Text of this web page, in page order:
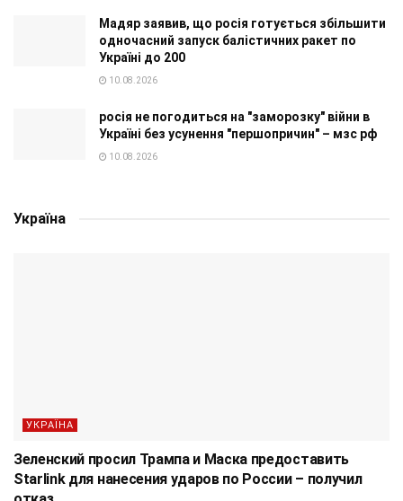
Мадяр заявив, що росія готується збільшити
одночасний запуск балістичних ракет по
Україні до 200
10.08.2026
росія не погодиться на "заморозку" війни в
Україні без усунення "першопричин" – мзс рф
10.08.2026
Україна
УКРАЇНА
Зеленский просил Трампа и Маска предоставить
Starlink для нанесения ударов по России – получил